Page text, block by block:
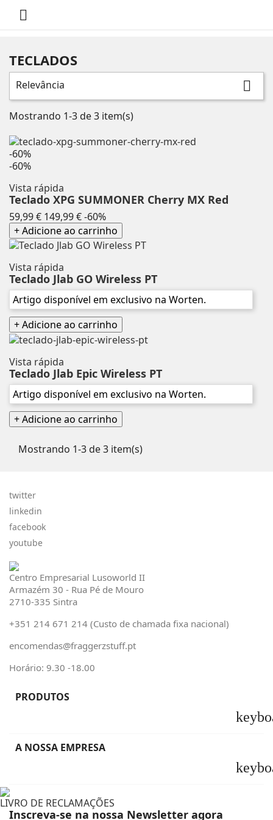

TECLADOS
Relevância 
Mostrando 1-3 de 3 item(s)
-60%
-60%
Vista rápida
Teclado XPG SUMMONER Cherry MX Red
59,99 € Preço
normal
149,99 €-60%Preço
+ Adicione ao carrinho
Vista rápida
Teclado Jlab GO Wireless PT
Artigo disponível em exclusivo na Worten.
+ Adicione ao carrinho
Vista rápida
Teclado Jlab Epic Wireless PT
Artigo disponível em exclusivo na Worten.
+ Adicione ao carrinho
Mostrando 1-3 de 3 item(s)
twitter
linkedin
facebook
youtube
Centro Empresarial Lusoworld II
Armazém 30 - Rua Pé de Mouro
2710-335 Sintra
+351 214 671 214 (Custo de chamada fixa nacional)
encomendas@fraggerzstuff.pt
Horário: 9.30 -18.00
PRODUTOS
A NOSSA EMPRESA
LIVRO DE RECLAMAÇÕES
Inscreva-se na nossa Newsletter agora